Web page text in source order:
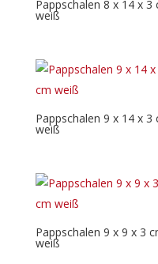
Pappschalen 8 x 14 x 3
weiß
Pappschalen 9 x 14 x 3
weiß
Pappschalen 9 x 9 x 3
weiß